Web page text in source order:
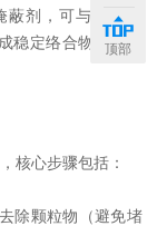
剂，可与水样中
稳定络合物，降低
核心步骤包括：
除颗粒物（避免堵
顶部